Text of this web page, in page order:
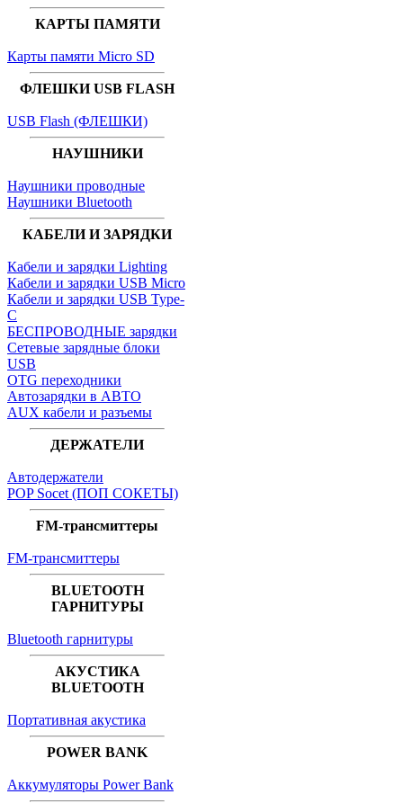
КАРТЫ ПАМЯТИ
Карты памяти Micro SD
ФЛЕШКИ USB FLASH
USB Flash (ФЛЕШКИ)
НАУШНИКИ
Наушники проводные
Наушники Bluetooth
КАБЕЛИ И ЗАРЯДКИ
Кабели и зарядки Lighting
Кабели и зарядки USB Micro
Кабели и зарядки USB Type-
C
БЕСПРОВОДНЫЕ зарядки
Сетевые зарядные блоки
USB
OTG переходники
Автозарядки в АВТО
AUX кабели и разъемы
ДЕРЖАТЕЛИ
Автодержатели
POP Socet (ПОП СОКЕТЫ)
FM-трансмиттеры
FM-трансмиттеры
BLUETOOTH
ГАРНИТУРЫ
Bluetooth гарнитуры
АКУСТИКА
BLUETOOTH
Портативная акустика
POWER BANK
Аккумуляторы Power Bank